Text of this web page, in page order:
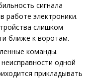
сигнала
работе электроники.
слишком
ближе к воротам.
команды.
одной
прикладывать